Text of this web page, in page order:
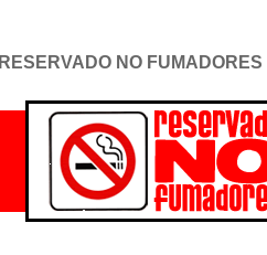
RESERVADO NO FUMADORES